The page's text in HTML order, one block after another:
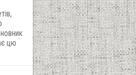
цю